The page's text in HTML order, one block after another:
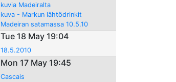
kuvia Madeiralta
kuva - Markun lähtödrinkit
Madeiran satamassa 10.5.10
Tue 18 May 19:04
18.5.2010
Mon 17 May 19:45
Cascais